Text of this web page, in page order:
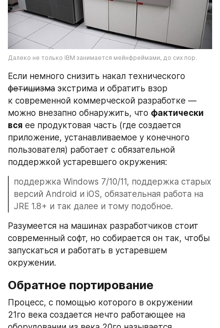
Далеко не только IBM занимается мейнфреймами, до сих пор.
фетишизма экстрима и обратить взор
к современной коммерческой разработке —
можно внезапно обнаружить, что фактически
вся ее продуктовая часть (где создается
приложение, устанавливаемое у конечного
пользователя) работает с обязательной
поддержкой устаревшего окружения:
поддержка Windows 7/10/11, поддержка старых
версий Android и iOS, обязательная работа на
JRE 1.8+ и так далее и тому подобное.
Разумеется на машинах разработчиков стоит
современный софт, но собирается он так, чтобы
запускаться и работать в устаревшем
окружении.
Обратное портирование
Процесс, с помощью которого в окружении
21го века создается нечто работающее на